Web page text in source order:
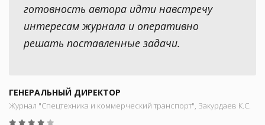
готовность автора идти навстречу
интересам журнала и оперативно
решать поставленные задачи.
ГЕНЕРАЛЬНЫЙ ДИРЕКТОР
Журнал "Спецтехника и коммерческий транспорт", Закурдаев К.С.